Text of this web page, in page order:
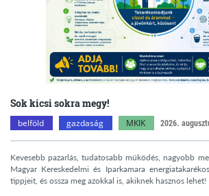
Sok kicsi sokra megy!
belföld gazdaság MKIK 2026.
Kevesebb pazarlás, tudatosabb működés, nagyobb
Magyar Kereskedelmi és Iparkamara
tippjeit, és ossza meg azokkal is, akiknek hasznos lehet!